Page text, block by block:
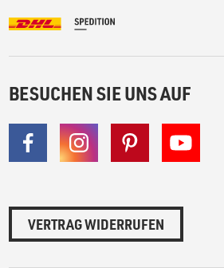
BESUCHEN SIE UNS AUF
VERTRAG WIDERRUFEN